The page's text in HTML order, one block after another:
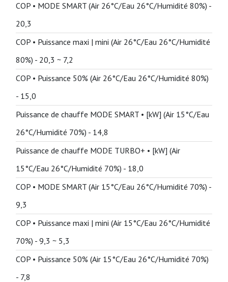
COP • MODE SMART (Air 26°C/Eau 26°C/Humidité 80%) -
20,3
COP • Puissance maxi | mini (Air 26°C/Eau 26°C/Humidité
80%) - 20,3 ~ 7,2
COP • Puissance 50% (Air 26°C/Eau 26°C/Humidité 80%)
- 15,0
Puissance de chauffe MODE SMART • [kW] (Air 15°C/Eau
26°C/Humidité 70%) - 14,8
Puissance de chauffe MODE TURBO+ • [kW] (Air
15°C/Eau 26°C/Humidité 70%) - 18,0
COP • MODE SMART (Air 15°C/Eau 26°C/Humidité 70%) -
9,3
COP • Puissance maxi | mini (Air 15°C/Eau 26°C/Humidité
70%) - 9,3 ~ 5,3
COP • Puissance 50% (Air 15°C/Eau 26°C/Humidité 70%)
- 7,8